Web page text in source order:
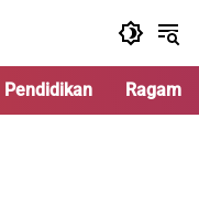
Pendidikan Ragam